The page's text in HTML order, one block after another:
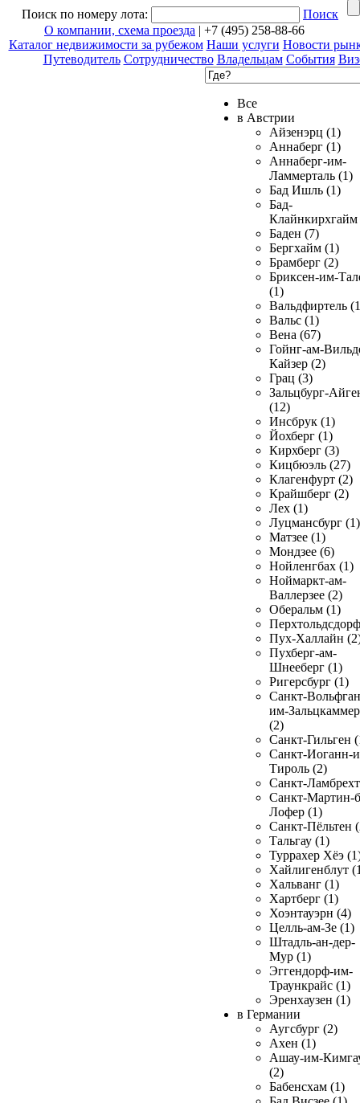
Поиск по номеру лота:
Поиск
О компании, схема проезда | +7 (495) 258-88-66
Каталог недвижимости за рубежом Наши услуги Новости
Путеводитель Сотрудничество Владельцам События
Все
в Австрии
Айзенэрц (1)
Аннаберг (1)
Аннаберг-им-
Ламмерталь (1)
Бад Ишль (1)
Бад-
Клайнкирхгайм
Баден (7)
Бергхайм (1)
Брамберг (2)
Бриксен-им-
(1)
Вальдфиртель
Вальс (1)
Вена (67)
Гойнг-ам-
Кайзер (2)
Грац (3)
Зальцбург-
(12)
Инсбрук (1)
Йохберг (1)
Кирхберг (3)
Кицбюэль (27)
Клагенфурт (2)
Крайшберг (2)
Лех (1)
Луцмансбург (1)
Матзее (1)
Мондзее (6)
Нойленгбах (1)
Ноймаркт-ам-
Валлерзее (2)
Оберальм (1)
Пух-Халлайн
Пухберг-ам-
Шнееберг (1)
Ригерсбург (1)
Санкт-
им-
(2)
Санкт-Гильген
Санкт-Иоганн-
Тироль (2)
Санкт-
Санкт-Мартин-
Лофер (1)
Санкт-Пёльтен
Тальгау (1)
Туррахер Хёэ
Хайлигенблут
Хальванг (1)
Хартберг (1)
Хоэнтауэрн (4)
Целль-ам-Зе (1)
Штадль-ан-дер-
Мур (1)
Эггендорф-им-
Траункрайс (1)
Эренхаузен (1)
в Германии
Аугсбург (2)
Ахен (1)
Ашау-им-
(2)
Бабенсхам (1)